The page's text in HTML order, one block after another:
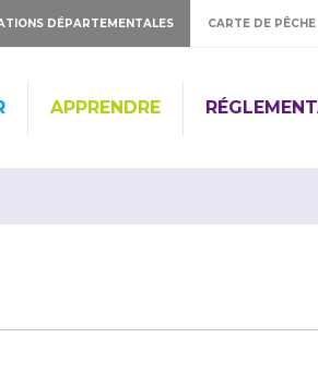
DÉPARTEMENTALES CARTE DE PÊCHE
APPRENDRE